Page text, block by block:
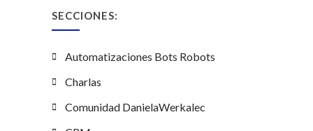
SECCIONES:
Automatizaciones Bots Robots
Charlas
Comunidad DanielaWerkalec